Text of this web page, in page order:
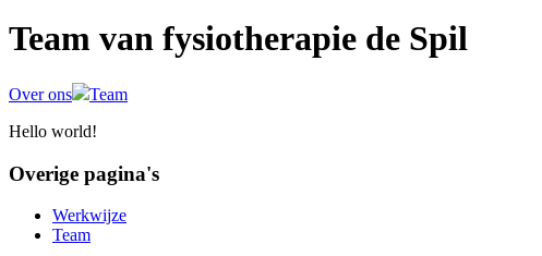
Team van fysiotherapie de Spil
Over ons
Team
Hello world!
Overige pagina's
Werkwijze
Team